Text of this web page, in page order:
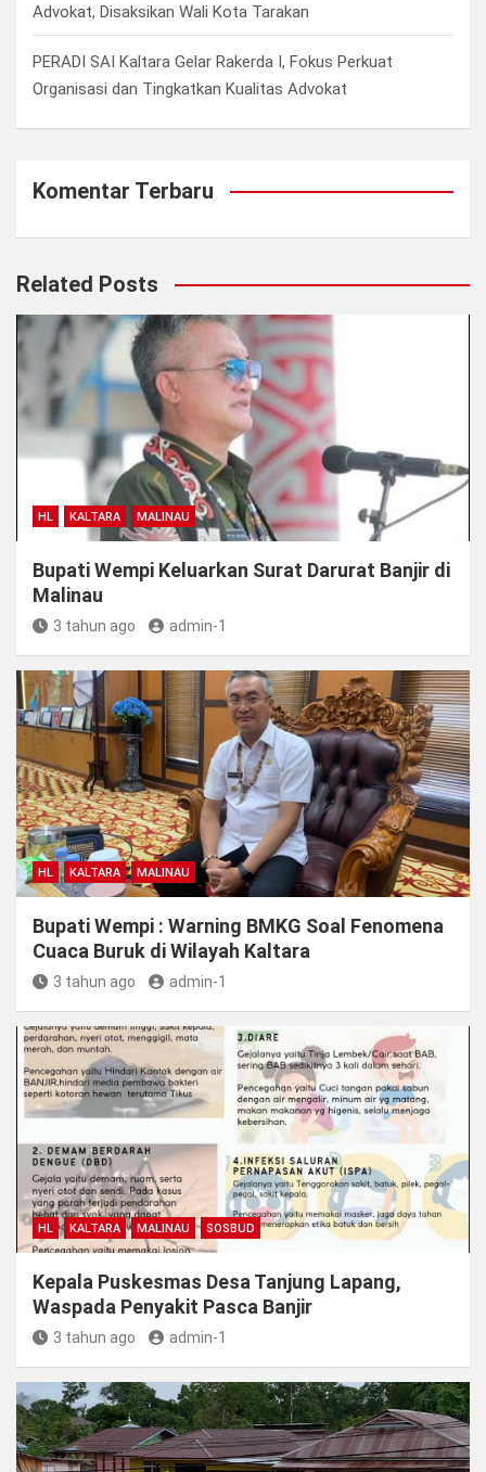
Advokat, Disaksikan Wali Kota Tarakan
PERADI SAI Kaltara Gelar Rakerda I, Fokus Perkuat
Organisasi dan Tingkatkan Kualitas Advokat
Komentar Terbaru
Related Posts
HL KALTARA MALINAU
Bupati Wempi Keluarkan Surat Darurat Banjir di
Malinau
3 tahun ago admin-1
HL KALTARA MALINAU
Bupati Wempi : Warning BMKG Soal Fenomena
Cuaca Buruk di Wilayah Kaltara
3 tahun ago admin-1
HL KALTARA MALINAU SOSBUD
Kepala Puskesmas Desa Tanjung Lapang,
Waspada Penyakit Pasca Banjir
3 tahun ago admin-1